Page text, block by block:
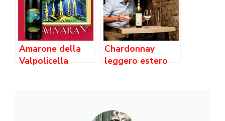
Amarone della
Valpolicella
Chardonnay
leggero estero